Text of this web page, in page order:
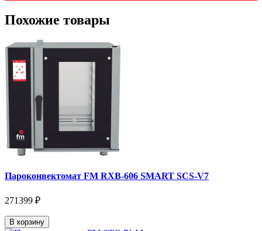
Похожие товары
Пароконвектомат FM RXB-606 SMART SCS-V7
271399 ₽
В корзину